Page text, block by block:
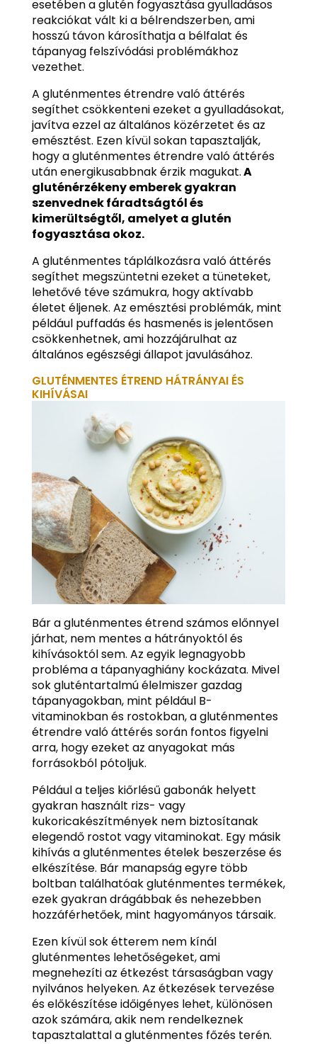
esetében a glutén fogyasztása gyulladásos
reakciókat vált ki a bélrendszerben, ami
hosszú távon károsíthatja a bélfalat és
tápanyag felszívódási problémákhoz
vezethet.
A gluténmentes étrendre való áttérés
segíthet csökkenteni ezeket a gyulladásokat,
javítva ezzel az általános közérzetet és az
emésztést. Ezen kívül sokan tapasztalják,
hogy a gluténmentes étrendre való áttérés
után energikusabbnak érzik magukat.A
gluténérzékeny emberek gyakran
szenvednek fáradtságtól és
kimerültségtől, amelyet a glutén
fogyasztása okoz.
A gluténmentes táplálkozásra való áttérés
segíthet megszüntetni ezeket a tüneteket,
lehetővé téve számukra, hogy aktívabb
életet éljenek. Az emésztési problémák, mint
például puffadás és hasmenés is jelentősen
csökkenhetnek, ami hozzájárulhat az
általános egészségi állapot javulásához.
GLUTÉNMENTES ÉTREND HÁTRÁNYAI ÉS
KIHÍVÁSAI
Bár a gluténmentes étrend számos előnnyel
járhat, nem mentes a hátrányoktól és
kihívásoktól sem. Az egyik legnagyobb
probléma a tápanyaghiány kockázata. Mivel
sok gluténtartalmú élelmiszer gazdag
tápanyagokban, mint például B-
vitaminokban és rostokban, a gluténmentes
étrendre való áttérés során fontos figyelni
arra, hogy ezeket az anyagokat más
forrásokból pótoljuk.
Például a teljes kiőrlésű gabonák helyett
gyakran használt rizs- vagy
kukoricakészítmények nem biztosítanak
elegendő rostot vagy vitaminokat. Egy másik
kihívás a gluténmentes ételek beszerzése és
elkészítése. Bár manapság egyre több
boltban találhatóak gluténmentes termékek,
ezek gyakran drágábbak és nehezebben
hozzáférhetőek, mint hagyományos társaik.
Ezen kívül sok étterem nem kínál
gluténmentes lehetőségeket, ami
megnehezíti az étkezést társaságban vagy
nyilvános helyeken. Az étkezések tervezése
és előkészítése időigényes lehet, különösen
azok számára, akik nem rendelkeznek
tapasztalattal a gluténmentes főzés terén.